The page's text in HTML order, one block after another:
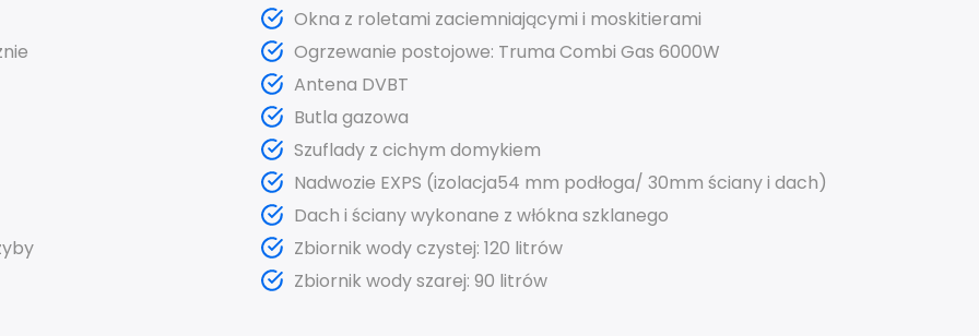
Okna z roletami zaciemniającymi i moskitierami
Ogrzewanie postojowe: Truma Combi Gas 6000W
Antena DVBT
Butla gazowa
Szuflady z cichym domykiem
Nadwozie EXPS (izolacja54 mm podłoga/ 30mm ściany i dach)
Dach i ściany wykonane z włókna szklanego
Zbiornik wody czystej: 120 litrów
Zbiornik wody szarej: 90 litrów